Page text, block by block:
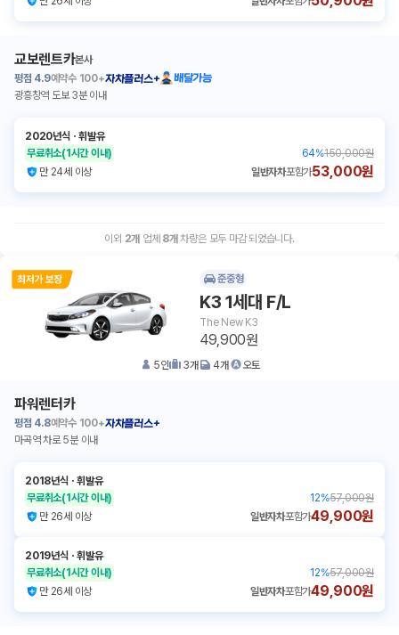
교보렌트카본사
평점 4.9예약수 100+자차플러스+
배달가능
광흥창역 도보 3분 이내
2020년식 ㆍ휘발유
무료취소(1시간 이내) 64%150,000원
만 24세 이상
일반자차포함가53,000원
이외 2개 업체 8개 차량은 모두 마감 되었습니다.
준중형
K3 1세대 F/L
The New K3
49,900원
5인 3개 4개 오토
파워렌터카
평점 4.8예약수 100+자차플러스+
마곡역 차로 5분 이내
2018년식 ㆍ휘발유
무료취소(1시간 이내) 12%57,000원
만 26세 이상
일반자차포함가49,900원
2019년식 ㆍ휘발유
무료취소(1시간 이내) 12%57,000원
만 26세 이상
일반자차포함가49,900원